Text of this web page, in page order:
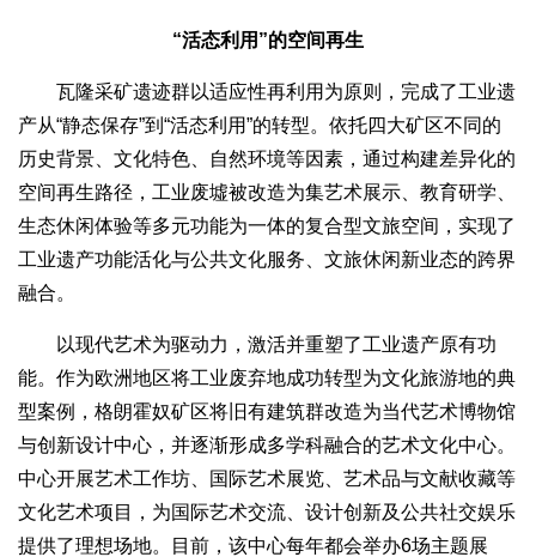
“活态利用”的空间再生
瓦隆采矿遗迹群以适应性再利用为原则，完成了工业遗
产从“静态保存”到“活态利用”的转型。依托四大矿区不同的
历史背景、文化特色、自然环境等因素，通过构建差异化的
空间再生路径，工业废墟被改造为集艺术展示、教育研学、
生态休闲体验等多元功能为一体的复合型文旅空间，实现了
工业遗产功能活化与公共文化服务、文旅休闲新业态的跨界
融合。
以现代艺术为驱动力，激活并重塑了工业遗产原有功
能。作为欧洲地区将工业废弃地成功转型为文化旅游地的典
型案例，格朗霍奴矿区将旧有建筑群改造为当代艺术博物馆
与创新设计中心，并逐渐形成多学科融合的艺术文化中心。
中心开展艺术工作坊、国际艺术展览、艺术品与文献收藏等
文化艺术项目，为国际艺术交流、设计创新及公共社交娱乐
提供了理想场地。目前，该中心每年都会举办6场主题展